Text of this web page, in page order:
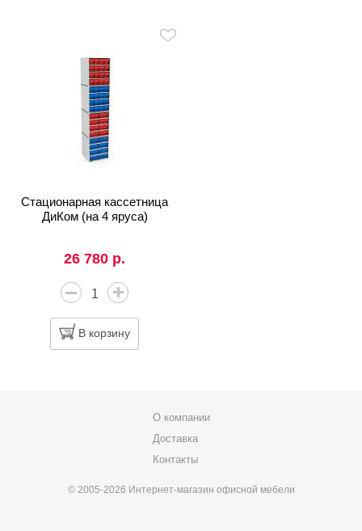
Стационарная кассетница
ДиКом (на 4 яруса)
26 780 р.
В корзину
О компании
Доставка
Контакты
© 2005-2026 Интернет-магазин офисной мебели